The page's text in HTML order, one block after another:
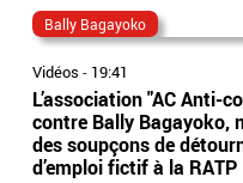
Bally Bagayoko
Vidéos - 19:41
L’association "AC Anti-
contre Bally Bagayoko,
des soupçons de
d’emploi fictif à la RATP